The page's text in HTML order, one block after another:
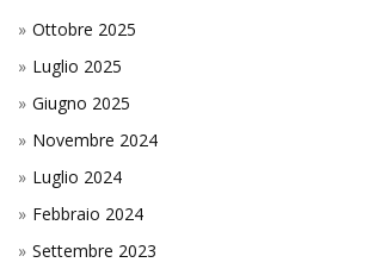
Ottobre 2025
Luglio 2025
Giugno 2025
Novembre 2024
Luglio 2024
Febbraio 2024
Settembre 2023